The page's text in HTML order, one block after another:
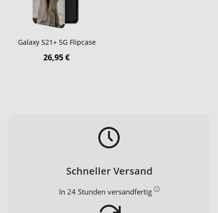
Galaxy S21+ 5G Flipcase
26,95 €
Schneller Versand
In 24 Stunden versandfertig